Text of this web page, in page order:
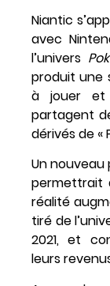
Niantic
avec
l’univers
produit une
à jouer et
partagent
dérivés de «
Un
permettrait
réalité
tiré de
2021, et
leurs